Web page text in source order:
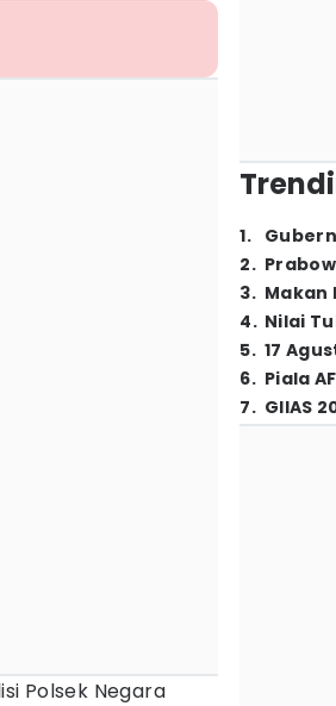
Polsek Negara
1.
2.
3. Makan
4. Nilai
5. 17
6. Piala
7. GIIAS